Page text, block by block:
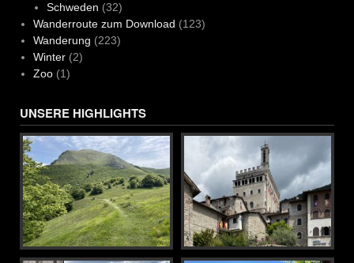
Schweden (32)
Wanderroute zum Download (123)
Wanderung (223)
Winter(2)
Zoo(1)
UNSERE HIGHLIGHTS